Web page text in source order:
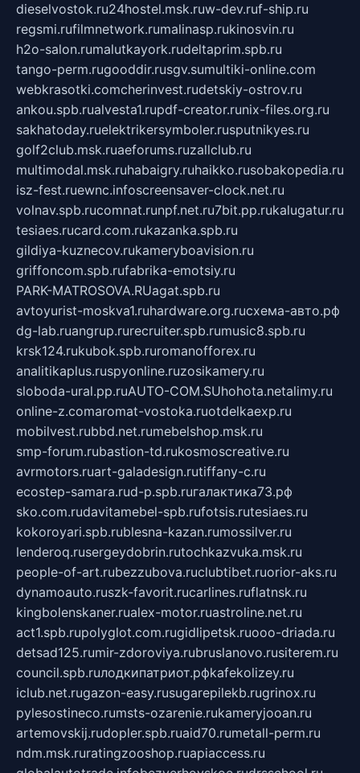
dieselvostok.ru24hostel.msk.ruw-dev.ruf-ship.ru
regsmi.rufilmnetwork.rumalinasp.rukinosvin.ru
h2o-salon.rumalutkayork.rudeltaprim.spb.ru
tango-perm.rugooddir.rusgv.sumultiki-online.com
webkrasotki.comcherinvest.rudetskiy-ostrov.ru
ankou.spb.rualvesta1.rupdf-creator.runix-files.org.ru
sakhatoday.ruelektrikersymboler.rusputnikyes.ru
golf2club.msk.ruaeforums.ruzallclub.ru
multimodal.msk.ruhabaigry.ruhaikko.rusobakopedia.ru
isz-fest.ruewnc.infoscreensaver-clock.net.ru
volnav.spb.rucomnat.runpf.net.ru7bit.pp.rukalugatur.ru
tesiaes.rucard.com.rukazanka.spb.ru
gildiya-kuznecov.rukameryboavision.ru
griffoncom.spb.rufabrika-emotsiy.ru
PARK-MATROSOVA.RUagat.spb.ru
avtoyurist-moskva1.ruhardware.org.ruсхема-авто.рф
dg-lab.ruangrup.rurecruiter.spb.rumusic8.spb.ru
krsk124.rukubok.spb.ruromanofforex.ru
analitikaplus.ruspyonline.ruzosikamery.ru
sloboda-ural.pp.ruAUTO-COM.SUhohota.netalimy.ru
online-z.comaromat-vostoka.ruotdelkaexp.ru
mobilvest.rubbd.net.rumebelshop.msk.ru
smp-forum.rubastion-td.rukosmoscreative.ru
avrmotors.ruart-galadesign.rutiffany-c.ru
ecostep-samara.rud-p.spb.ruгалактика73.рф
sko.com.rudavitamebel-spb.rufotsis.rutesiaes.ru
kokoroyari.spb.rublesna-kazan.rumossilver.ru
lenderoq.rusergeydobrin.rutochkazvuka.msk.ru
people-of-art.rubezzubova.ruclubtibet.ruorior-aks.ru
dynamoauto.ruszk-favorit.rucarlines.ruflatnsk.ru
kingbolenskaner.rualex-motor.ruastroline.net.ru
act1.spb.rupolyglot.com.rugidlipetsk.ruooo-driada.ru
detsad125.rumir-zdoroviya.rubruslanovo.rusiterem.ru
council.spb.ruлодкипатриот.рфkafekolizey.ru
iclub.net.rugazon-easy.rusugarepilekb.rugrinox.ru
pylesostineco.rumsts-ozarenie.rukameryjooan.ru
artemovskij.rudopler.spb.ruaid70.rumetall-perm.ru
ndm.msk.ruratingzooshop.ruapiaccess.ru